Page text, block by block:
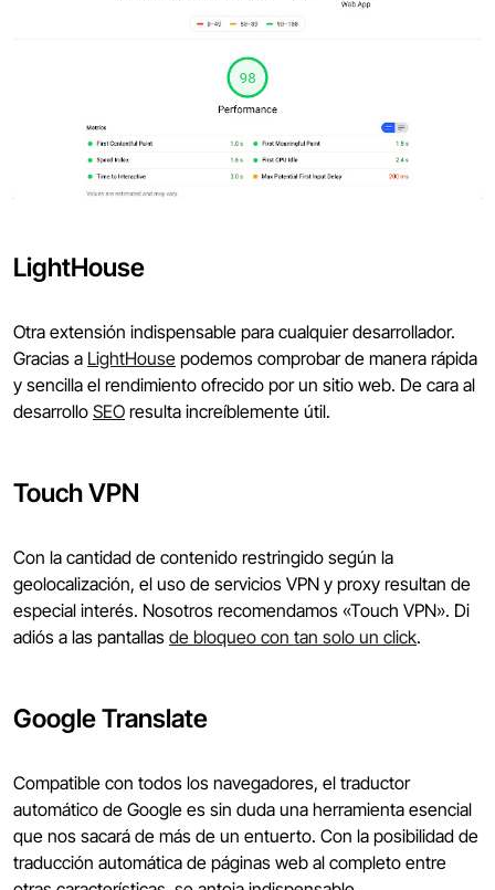
LightHouse
Otra extensión indispensable para cualquier desarrollador.
Gracias a LightHouse podemos comprobar de manera rápida
y sencilla el rendimiento ofrecido por un sitio web. De cara al
desarrollo SEO resulta increíblemente útil.
Touch VPN
Con la cantidad de contenido restringido según la
geolocalización, el uso de servicios VPN y proxy resultan de
especial interés. Nosotros recomendamos «Touch VPN». Di
adiós a las pantallas de bloqueo con tan solo un click.
Google Translate
Compatible con todos los navegadores, el traductor
automático de Google es sin duda una herramienta esencial
que nos sacará de más de un entuerto. Con la posibilidad de
traducción automática de páginas web al completo entre